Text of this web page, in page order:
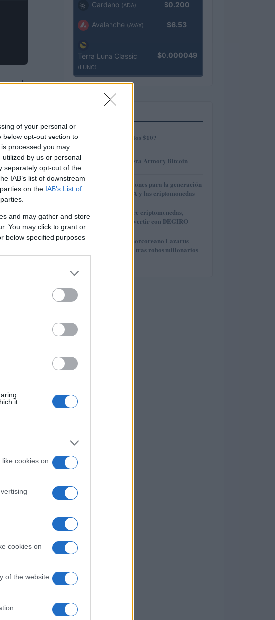
of your personal or
below opt-out section to
processed you may
by us or personal
separately opt-out of the
IAB’s list of downstream
on the IAB’s List of
and may gather and store
You may click to grant or
below specified purposes
it
cookies on
cookies on
of the website
en el
y
Cardano (ADA) $0.200
Avalanche (AVAX) $6.53
Terra Luna Classic
(LUNC)
$0.000049
1 ¿AMP alcanzará los $10?
2 Revisión de billetera Armory Bitcoin
3 Finanzas e inversiones para la generación
Z: el auge de IOTA y las criptomonedas
4
Guía esencial sobre criptomonedas,
precios y cómo invertir con DEGIRO
5 El grupo hacker norcoreano Lazarus
mueve 121,5 BTC tras robos millonarios
en criptomonedas